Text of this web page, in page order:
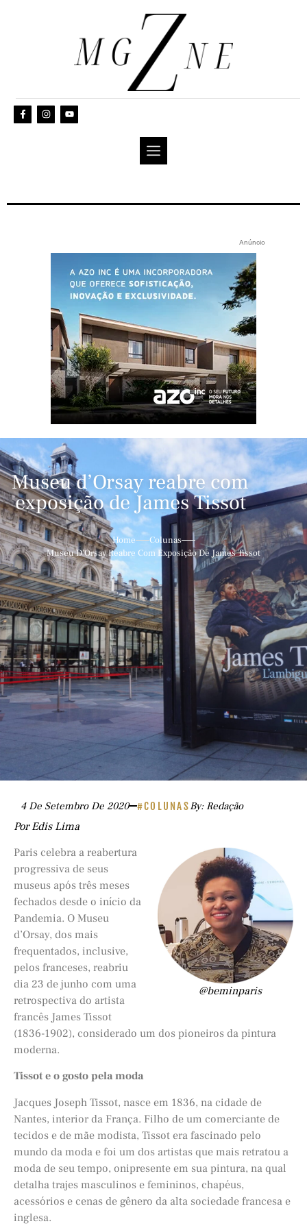
Anúncio
Museu d’Orsay reabre com
exposição de James Tissot
Home
Colunas
Museu D’Orsay Reabre Com Exposição De James Tissot
4 De Setembro De 2020 #COLUNASBy: Redação
Por Edis Lima
@beminparis
Paris celebra a reabertura
progressiva de seus
museus após três meses
fechados desde o início da
Pandemia. O Museu
d’Orsay, dos mais
frequentados, inclusive,
pelos franceses, reabriu
dia 23 de junho com uma
retrospectiva do artista
francês James Tissot
(1836-1902), considerado um dos pioneiros da pintura
moderna.
Tissot e o gosto pela moda
Jacques Joseph Tissot, nasce em 1836, na cidade de
Nantes, interior da França. Filho de um comerciante de
tecidos e de mãe modista, Tissot era fascinado pelo
mundo da moda e foi um dos artistas que mais retratou a
moda de seu tempo, onipresente em sua pintura, na qual
detalha trajes masculinos e femininos, chapéus,
acessórios e cenas de gênero da alta sociedade francesa e
inglesa.